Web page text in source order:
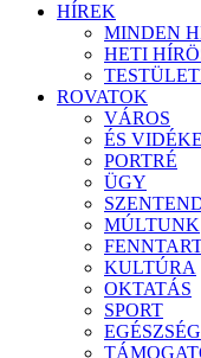
HÍREK
MINDEN
HETI
ROVATOK
VÁROS
ÉS VIDÉKE
PORTRÉ
ÜGY
MÚLTUNK
KULTÚRA
OKTATÁS
SPORT
EGÉSZSÉG